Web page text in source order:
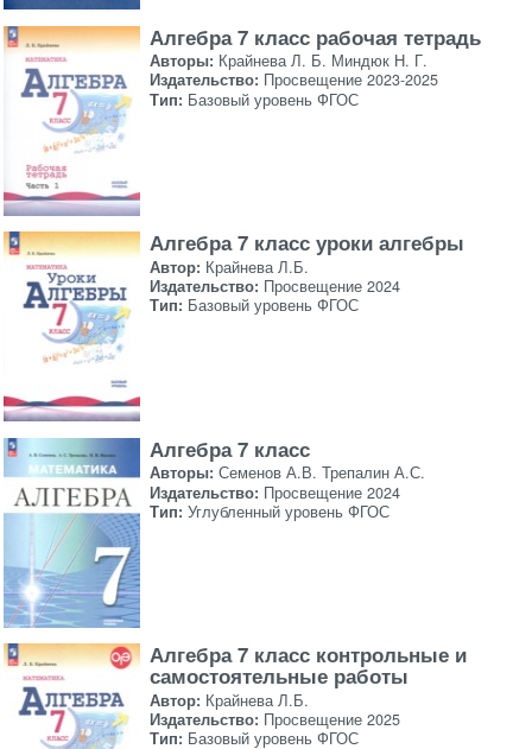
Алгебра 7 класс рабочая тетрадь
Авторы: Крайнева Л. Б. Миндюк Н. Г.
Издательство: Просвещение 2023-2025
Тип: Базовый уровень ФГОС
Алгебра 7 класс уроки алгебры
Автор: Крайнева Л.Б.
Издательство: Просвещение 2024
Тип: Базовый уровень ФГОС
Алгебра 7 класс
Авторы: Семенов А.В. Трепалин А.С.
Издательство: Просвещение 2024
Тип: Углубленный уровень ФГОС
Алгебра 7 класс контрольные и
самостоятельные работы
Автор: Крайнева Л.Б.
Издательство: Просвещение 2025
Тип: Базовый уровень ФГОС